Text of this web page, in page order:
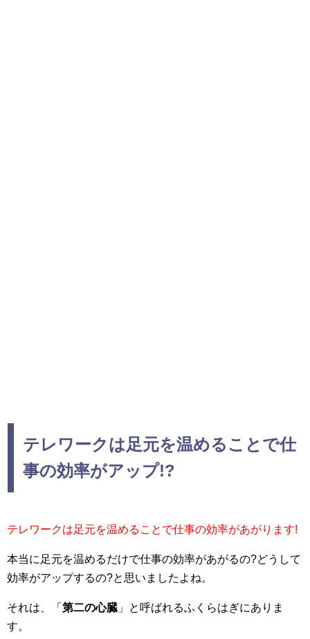
テレワークは足元を温めることで仕
事の効率がアップ!?
テレワークは足元を温めることで仕事の効率があがります!
本当に足元を温めるだけで仕事の効率があがるの?どうして
効率がアップするの?と思いましたよね。
それは、「 第二の心臓 」と呼ばれるふくらはぎにありま
す。